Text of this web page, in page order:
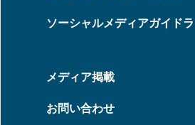
ソーシャルメディアガイド
メディア掲載
お問い合わせ